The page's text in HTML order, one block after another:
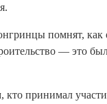
помнят, как
— это
кто принимал